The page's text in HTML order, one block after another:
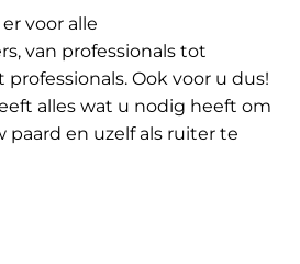
voor alle
van professionals tot
Ook voor u dus!
alles wat u nodig heeft om
en uzelf als ruiter te